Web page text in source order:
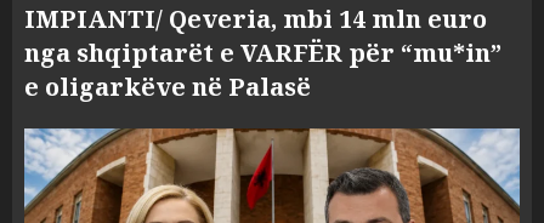
IMPIANTI/ Qeveria, mbi 14 mln euro
nga shqiptarët e VARFËR për “mu*in”
e oligarkëve në Palasë